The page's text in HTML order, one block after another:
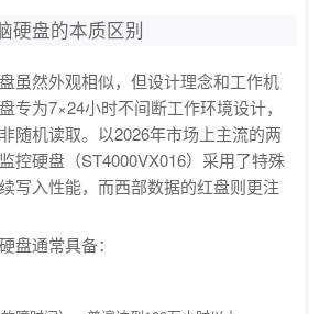
硬盘的本质区别
虽然外观相似，但设计理念和工作机
专为7×24小时不间断工作环境设计，
随机读取。以2026年市场上主流的两
控硬盘（ST4000VX016）采用了特殊
写入性能，而西部数据的红盘则更注
盘通常具备：